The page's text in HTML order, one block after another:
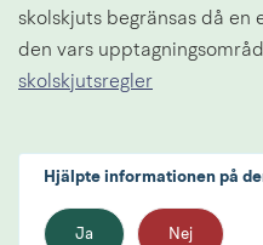
skolskjuts begränsas då en
den vars
skolskjutsregler
Hjälpte informationen på
Ja Nej